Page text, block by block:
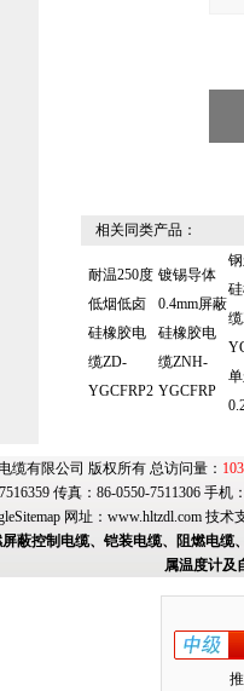
相关同类产品：
耐温250度
低烟低卤
硅橡胶电
缆ZD-
YGCFRP2
镀锡导体
0.4mm屏蔽
硅橡胶电
缆ZNH-
YGCFRP
缆有限公司 版权所有 总访问量：
传真：86-0550-7511306 手
网址： www.hltzdl.com技术
蔽控制电缆、铠装电缆、阻燃电
属温度计及